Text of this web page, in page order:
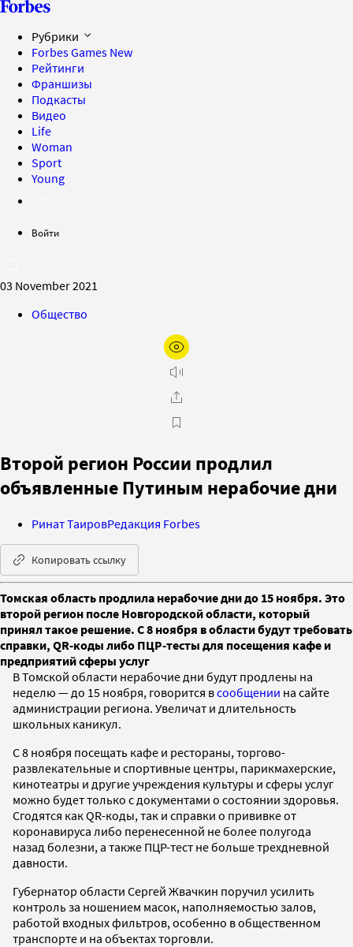
Рубрики
Forbes Games New
Рейтинги
Франшизы
Подкасты
Видео
Life
Woman
Sport
Young
Войти
03 November 2021
Общество
Второй регион России продлил
объявленные Путиным нерабочие дни
Ринат ТаировРедакция Forbes
Копировать ссылку
Томская область продлила нерабочие дни до 15 ноября. Это
второй регион после Новгородской области, который
принял такое решение. С 8 ноября в области будут требовать
справки, QR-коды либо ПЦР-тесты для посещения кафе и
предприятий сферы услуг
В Томской области нерабочие дни будут продлены на
неделю — до 15 ноября, говорится всообщении на сайте
администрации региона. Увеличат и длительность
школьных каникул.
С 8 ноября посещать кафе и рестораны, торгово-
развлекательные и спортивные центры, парикмахерские,
кинотеатры и другие учреждения культуры и сферы услуг
можно будет только с документами о состоянии здоровья.
Сгодятся как QR-коды, так и справки о прививке от
коронавируса либо перенесенной не более полугода
назад болезни, а также ПЦР-тест не больше трехдневной
давности.
Губернатор области Сергей Жвачкин поручил усилить
контроль за ношением масок, наполняемостью залов,
работой входных фильтров, особенно в общественном
транспорте и на объектах торговли.